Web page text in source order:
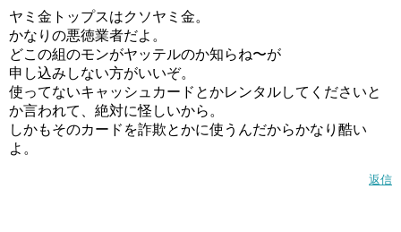
ヤミ金トップスはクソヤミ金。
かなりの悪徳業者だよ。
どこの組のモンがヤッテルのか知らね〜が
申し込みしない方がいいぞ。
使ってないキャッシュカードとかレンタルしてくださいと
か言われて、絶対に怪しいから。
しかもそのカードを詐欺とかに使うんだからかなり酷い
よ。
返信